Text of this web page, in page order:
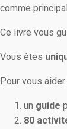
comme
Ce livre vous
Vous êtes
Pour vous aider
un guide
80